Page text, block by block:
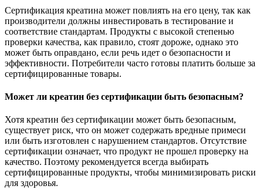
Сертификация креатина может повлиять на его цену, так как
производители должны инвестировать в тестирование и
соответствие стандартам. Продукты с высокой степенью
проверки качества, как правило, стоят дороже, однако это
может быть оправдано, если речь идет о безопасности и
эффективности. Потребители часто готовы платить больше за
сертифицированные товары.
Может ли креатин без сертификации быть безопасным?
Хотя креатин без сертификации может быть безопасным,
существует риск, что он может содержать вредные примеси
или быть изготовлен с нарушением стандартов. Отсутствие
сертификации означает, что продукт не прошел проверку на
качество. Поэтому рекомендуется всегда выбирать
сертифицированные продукты, чтобы минимизировать риски
для здоровья.